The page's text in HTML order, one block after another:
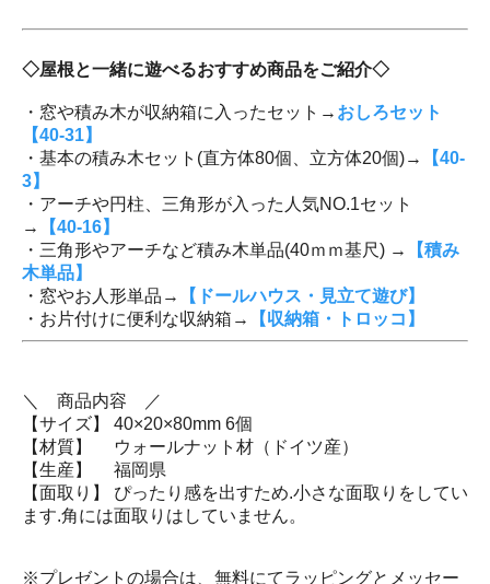
◇屋根と一緒に遊べるおすすめ商品をご紹介◇
・窓や積み木が収納箱に入ったセット→ おしろセット
【40-31】
・基本の積み木セット(直方体80個、立方体20個)→
【40-
3】
・アーチや円柱、三角形が入った人気NO.1セット
→
【40-16】
・三角形やアーチなど積み木単品(40ｍｍ基尺) →
【積み
木単品】
・窓やお人形単品→
【ドールハウス・見立て遊び】
・お片付けに便利な収納箱→
【収納箱・トロッコ】
＼ 商品内容 ／
【サイズ】 40×20×80mm 6個
【材質】 ウォールナット材（ドイツ産）
【生産】 福岡県
【面取り】 ぴったり感を出すため.小さな面取りをしてい
ます.角には面取りはしていません。
※プレゼントの場合は、無料にてラッピングとメッセー